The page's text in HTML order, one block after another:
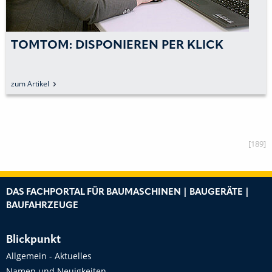
TOMTOM: DISPONIEREN PER KLICK
zum Artikel
[189]
DAS FACHPORTAL FÜR BAUMASCHINEN | BAUGERÄTE |
BAUFAHRZEUGE
Blickpunkt
Allgemein - Aktuelles